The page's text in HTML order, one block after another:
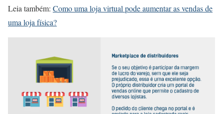
Leia também: Como uma loja virtual pode aumentar as vendas de
uma loja física?